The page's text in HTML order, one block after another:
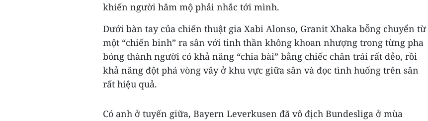
khiến người hâm mộ phải nhắc tới mình.
Dưới bàn tay của chiến thuật gia Xabi Alonso, Granit Xhaka bỗng chuyển từ
một “chiến binh” ra sân với tinh thần không khoan nhượng trong từng pha
bóng thành người có khả năng “chia bài” bằng chiếc chân trái rất dẻo, rồi
khả năng đột phá vòng vây ở khu vực giữa sân và đọc tình huống trên sân
rất hiệu quả.
Có anh ở tuyến giữa, Bayern Leverkusen đã vô địch Bundesliga ở mùa